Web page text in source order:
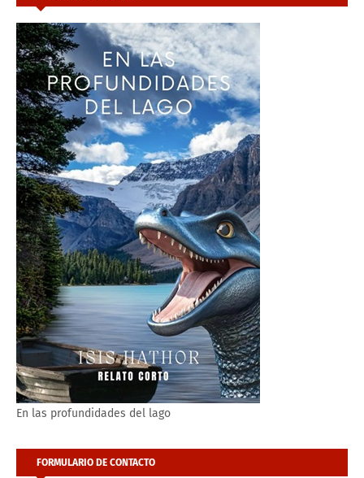
En las profundidades del lago
FORMULARIO DE CONTACTO